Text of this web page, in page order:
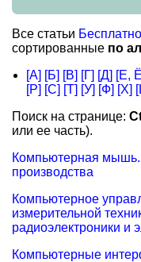
Все статьи
сортированные по
[А] [Б] [В] [Г] [Д] [Е,
[Р] [С] [Т] [У] [Ф] [Х]
Поиск на странице:
или ее часть).
Компьютерная мышь.
производства
Компьютерное
измерительной
радиоэлектроники и
Компьютерные